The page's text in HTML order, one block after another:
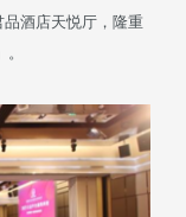
酒店天悦厅，隆重